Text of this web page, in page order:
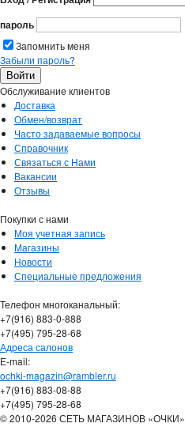
пароль
Запомнить меня
Забыли пароль?
Обслуживание клиентов
Доставка
Обмен/возврат
Часто задаваемые вопросы
Справочник
Связаться с Нами
Вакансии
Отзывы
Покупки с нами
Моя учетная запись
Магазины
Новости
Специальные предложения
Телефон многоканальный:
+7(916) 883-0-888
+7(495) 795-28-68
Адреса салонов
Е-mail:
ochki-magazin@rambler.ru
+7(916) 883-08-88
+7(495) 795-28-68
© 2010-2026 СЕТЬ МАГАЗИНОВ «ОЧКИ»